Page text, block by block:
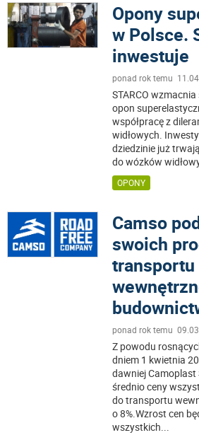
Opony
w Polsce.
inwestuje
ponad rok temu
STARCO
opon
współpracę z
widłowych.
dziedzinie już
do wózków
OPONY
Camso
swoich
transportu
ponad rok temu
Z powodu
dniem 1 kwietnia
dawniej Camoplast
średnio ceny
do transportu
o 8%.Wzrost cen
wszystkich...